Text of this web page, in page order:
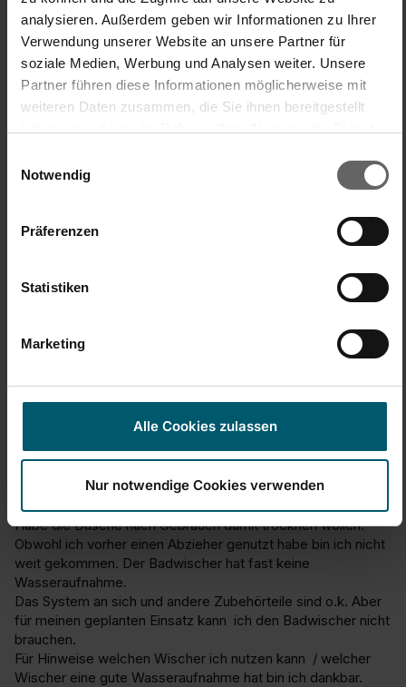
analysieren. Außerdem geben wir Informationen zu Ihrer
Verwendung unserer Website an unsere Partner für
soziale Medien, Werbung und Analysen weiter. Unsere
Partner führen diese Informationen möglicherweise mit
weiteren Daten zusammen, die Sie ihnen bereitgestellt
Cookies, wenn Sie unsere Webseite weiterhin nutzen.
Notwendig
Präferenzen
Statistiken
Marketing
Alle Cookies zulassen
Nur notwendige Cookies verwenden
5
Réponse:
Lieber Kunde,
es tut mir leid dass du solche Erfahrungen mit unserem
unseren Kundenservice damit wir gemeinsam eine Lösung
finden können.
il y a 1 an
Bin enttäuscht.
Habe die Dusche nach Gebrauch damit trocknen wollen.
Obwohl ich vorher einen Abzieher genutzt habe bin ich nicht
weit gekommen. Der Badwischer hat fast keine
Wasseraufnahme.
Das System an sich und andere Zubehörteile sind o.k. Aber
für meinen geplanten Einsatz kann  ich den Badwischer nicht
brauchen.
Für Hinweise welchen Wischer ich nutzen kann  / welcher
Wischer eine gute Wasseraufnahme hat bin ich dankbar.